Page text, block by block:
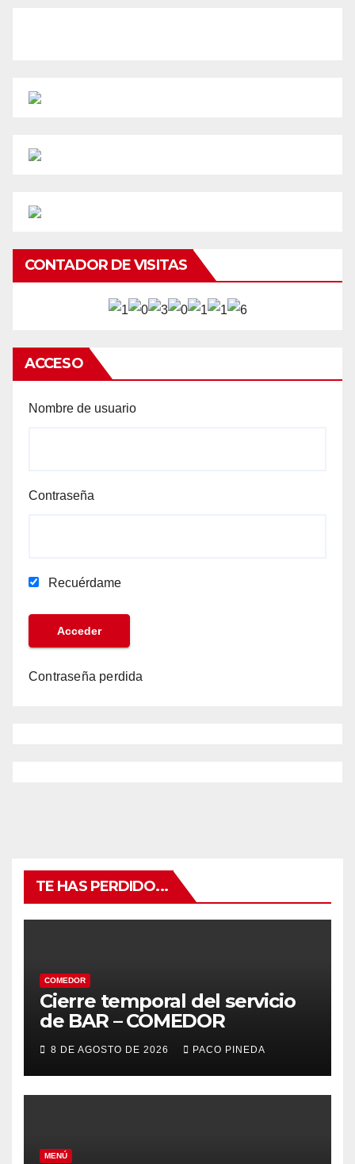
CONTADOR DE VISITAS
ACCESO
Nombre de usuario
Contraseña
Recuérdame
Contraseña perdida
TE HAS PERDIDO...
COMEDOR
Cierre temporal del servicio
de BAR – COMEDOR
8 DE AGOSTO DE 2026 PACO PINEDA
MENÚ